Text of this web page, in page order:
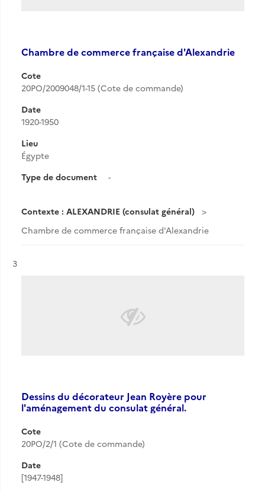
Chambre de commerce française d'Alexandrie
Cote
20PO/2009048/1-15 (Cote de commande)
Date
1920-1950
Lieu
Égypte
Type de document
-
Contexte : ALEXANDRIE (consulat général)
Chambre de commerce française d'Alexandrie
Résultat n°
3
Dessins du décorateur Jean Royère pour
l'aménagement du consulat général.
Cote
20PO/2/1 (Cote de commande)
Date
[1947-1948]